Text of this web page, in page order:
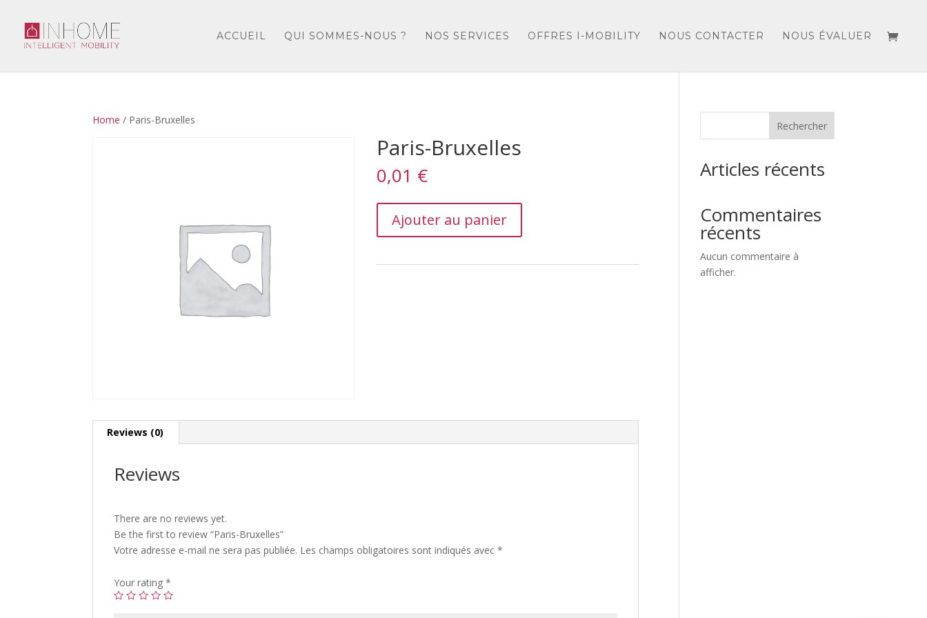
ACCUEIL QUI SOMMES-NOUS ? NOS SERVICES OFFRES I-MOBILITY NOUS CONTACTER NOUS ÉVALUER
Home / Paris-Bruxelles
Paris-Bruxelles
0,01 €
Bruxelles
quantity
Ajouter au panier
Reviews (0)
Reviews
There are no reviews yet.
Be the first to review “Paris-Bruxelles”
Votre adresse e-mail ne sera pas publiée. Les champs obligatoires sont indiqués avec*
Your rating*
Rechercher
Articles récents
Commentaires
récents
Aucun commentaire à
afficher.